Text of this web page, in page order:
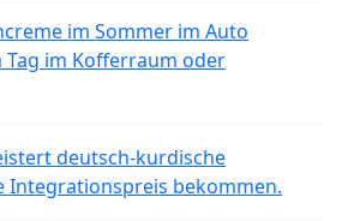
im Sommer im Auto
Tag im Kofferraum oder
deutsch-kurdische
Integrationspreis bekommen.